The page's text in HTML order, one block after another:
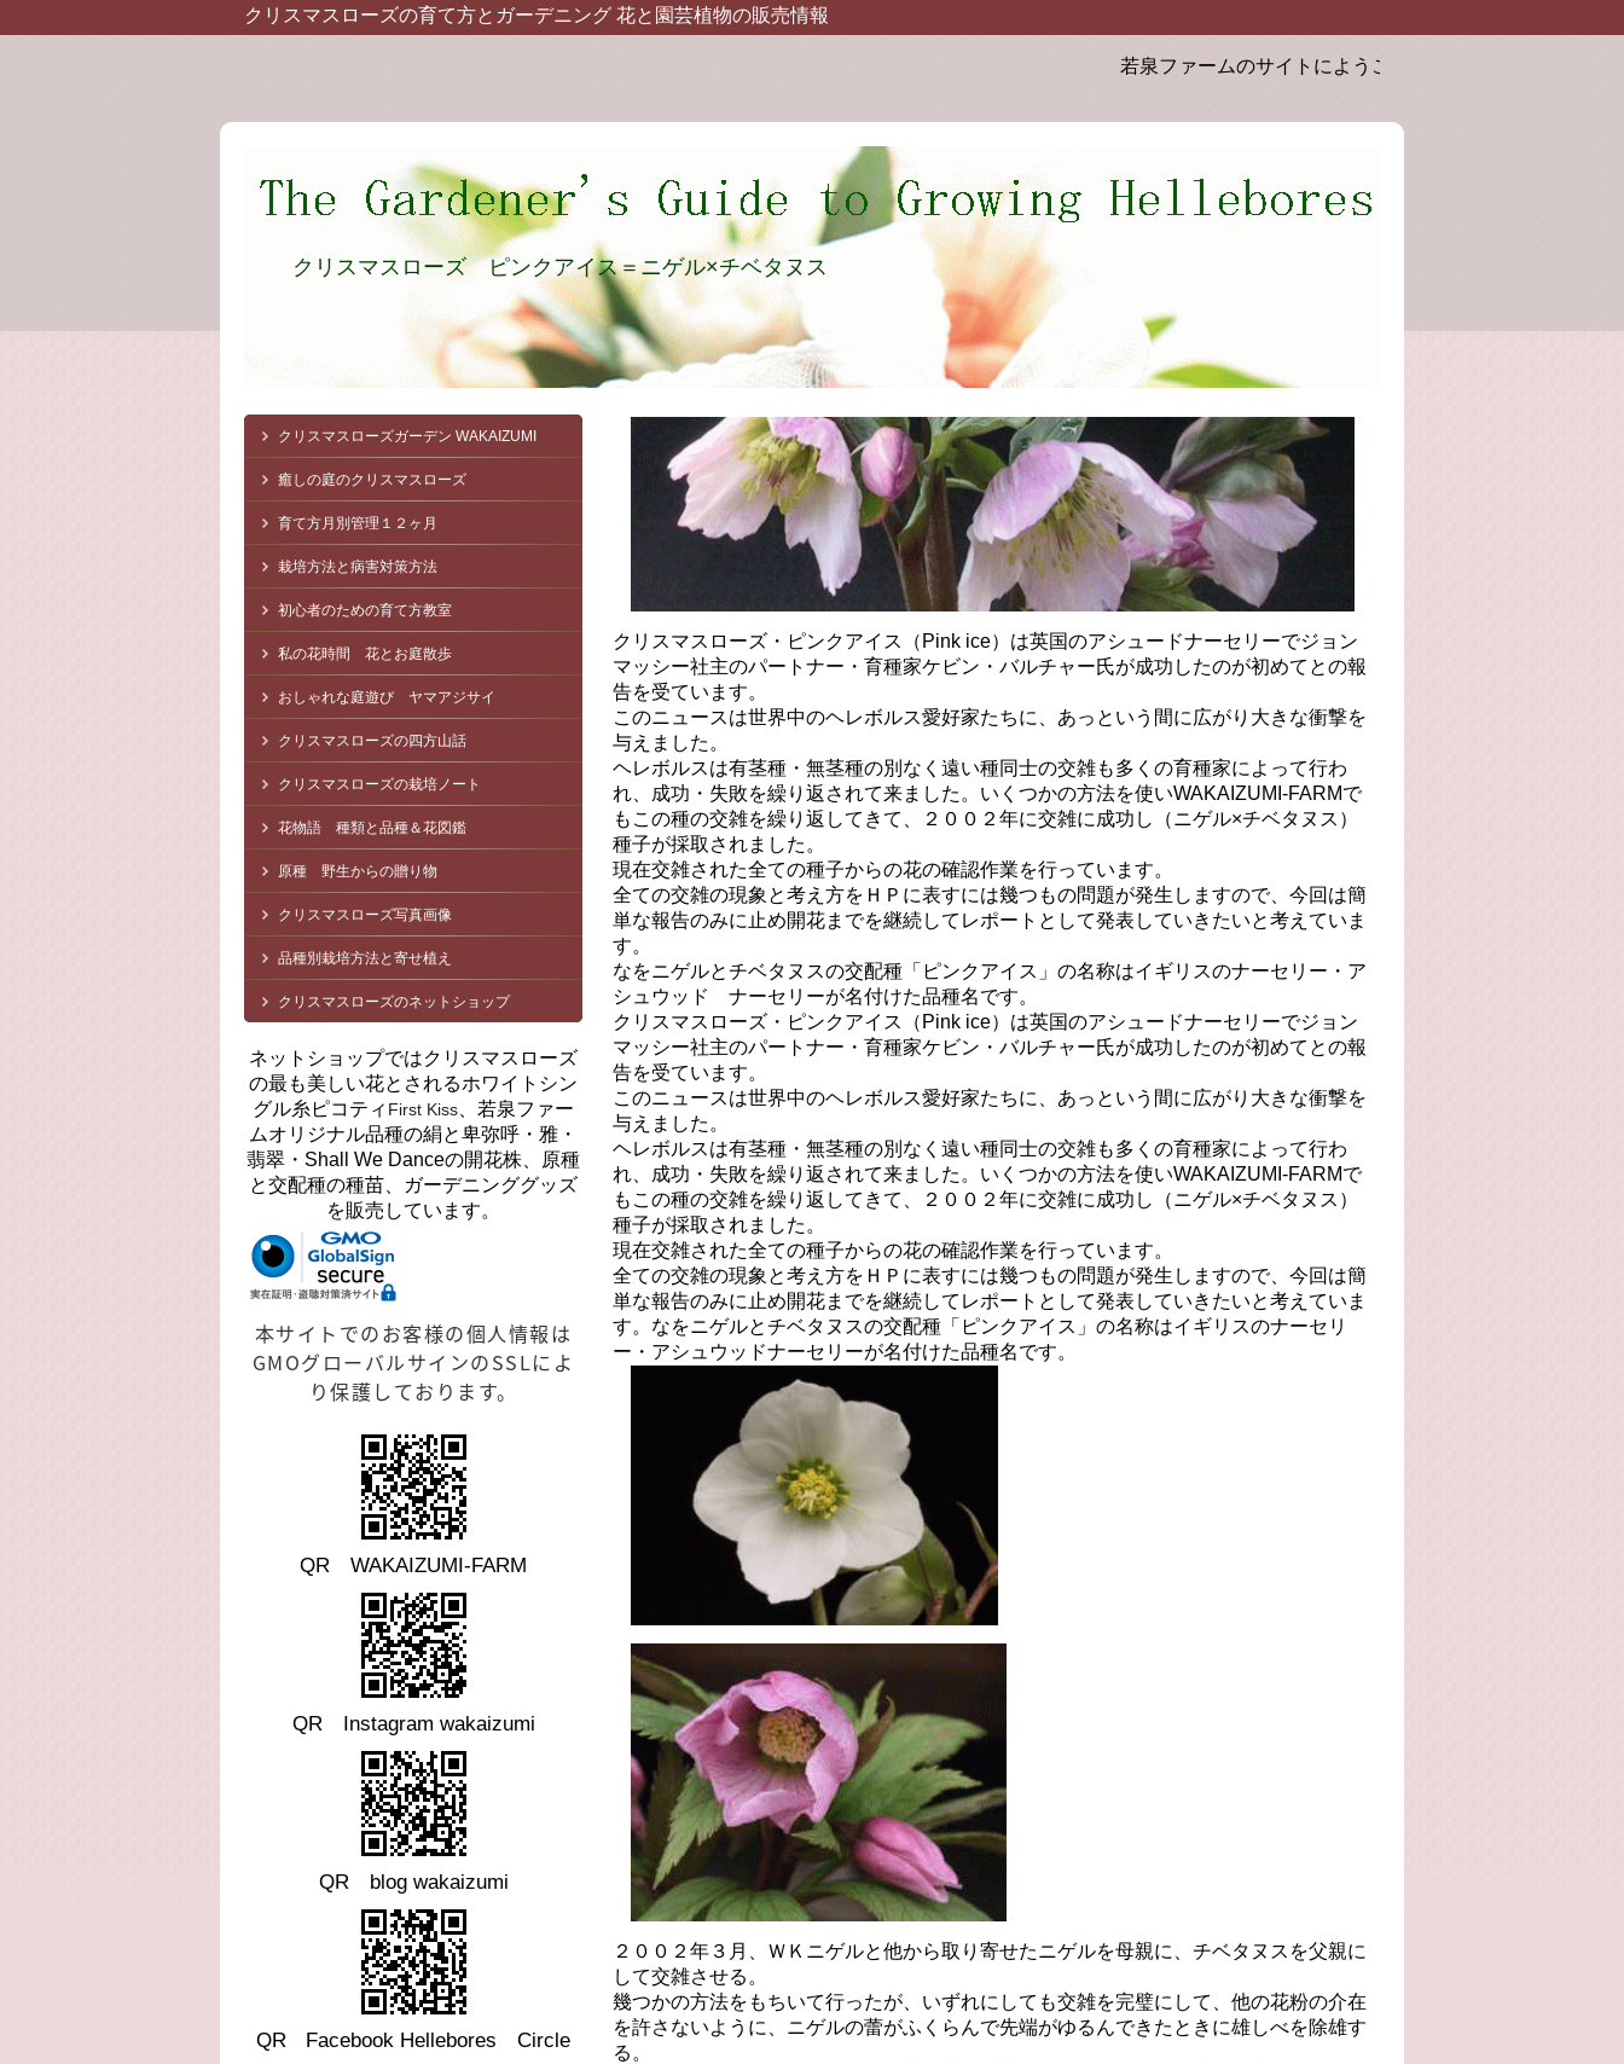
クリスマスローズの育て方とガーデニング 花と園芸植物の販売情報
若泉ファームのサイトにようこそ。お届けするクリスマス
クリスマスローズ ピンクアイス＝ニゲル×チベタヌス
クリスマスローズ・ピンクアイス（Pink ice）は英国のアシュードナーセリーでジョン
マッシー社主のパートナー・育種家ケビン・バルチャー氏が成功したのが初めてとの報
告を受ています。
このニュースは世界中のヘレボルス愛好家たちに、あっという間に広がり大きな衝撃を
与えました。
ヘレボルスは有茎種・無茎種の別なく遠い種同士の交雑も多くの育種家によって行わ
れ、成功・失敗を繰り返されて来ました。いくつかの方法を使いWAKAIZUMI-FARMで
もこの種の交雑を繰り返してきて、２００２年に交雑に成功し（ニゲル×チベタヌス）
種子が採取されました。
現在交雑された全ての種子からの花の確認作業を行っています。
全ての交雑の現象と考え方をＨＰに表すには幾つもの問題が発生しますので、今回は簡
単な報告のみに止め開花までを継続してレポートとして発表していきたいと考えていま
す。
なをニゲルとチベタヌスの交配種「ピンクアイス」の名称はイギリスのナーセリー・ア
シュウッド ナーセリーが名付けた品種名です。
クリスマスローズ・ピンクアイス（Pink ice）は英国のアシュードナーセリーでジョン
マッシー社主のパートナー・育種家ケビン・バルチャー氏が成功したのが初めてとの報
告を受ています。
このニュースは世界中のヘレボルス愛好家たちに、あっという間に広がり大きな衝撃を
与えました。
ヘレボルスは有茎種・無茎種の別なく遠い種同士の交雑も多くの育種家によって行わ
れ、成功・失敗を繰り返されて来ました。いくつかの方法を使いWAKAIZUMI-FARMで
もこの種の交雑を繰り返してきて、２００２年に交雑に成功し（ニゲル×チベタヌス）
種子が採取されました。
現在交雑された全ての種子からの花の確認作業を行っています。
全ての交雑の現象と考え方をＨＰに表すには幾つもの問題が発生しますので、今回は簡
単な報告のみに止め開花までを継続してレポートとして発表していきたいと考えていま
す。なをニゲルとチベタヌスの交配種「ピンクアイス」の名称はイギリスのナーセリ
ー・アシュウッドナーセリーが名付けた品種名です。
２００２年３月、ＷＫニゲルと他から取り寄せたニゲルを母親に、チベタヌスを父親に
して交雑させる。
幾つかの方法をもちいて行ったが、いずれにしても交雑を完璧にして、他の花粉の介在
を許さないように、ニゲルの蕾がふくらんで先端がゆるんできたときに雄しべを除雄す
る。
クリスマスローズガーデン WAKAIZUMI
癒しの庭のクリスマスローズ
育て方月別管理１２ヶ月
栽培方法と病害対策方法
初心者のための育て方教室
私の花時間 花とお庭散歩
おしゃれな庭遊び ヤマアジサイ
クリスマスローズの四方山話
クリスマスローズの栽培ノート
花物語 種類と品種＆花図鑑
原種 野生からの贈り物
クリスマスローズ写真画像
品種別栽培方法と寄せ植え
クリスマスローズのネットショップ
ネットショップではクリスマスローズ
の最も美しい花とされるホワイトシン
グル糸ピコティ First Kiss 、若泉ファー
ムオリジナル品種の絹と卑弥呼・雅・
翡翠・Shall We Danceの開花株、原種
と交配種の種苗、ガーデニンググッズ
を販売しています。
本サイトでのお客様の個人情報は
GMOグローバルサインのSSLによ
り保護しております。
QR WAKAIZUMI-FARM
QR Instagram wakaizumi
QR blog wakaizumi
QR Facebook Hellebores Circle